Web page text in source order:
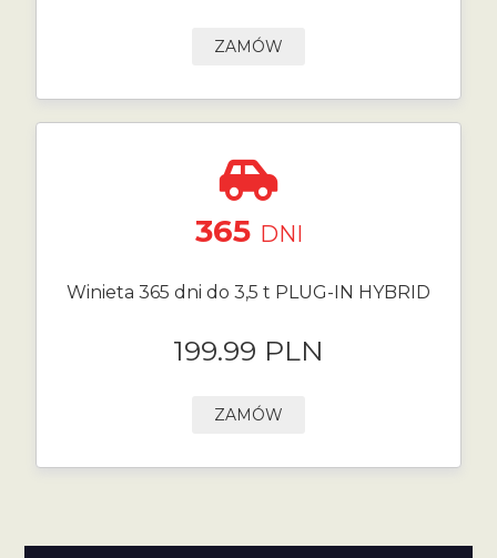
ZAMÓW
365 DNI
Winieta 365 dni do 3,5 t PLUG-IN HYBRID
199.99 PLN
ZAMÓW